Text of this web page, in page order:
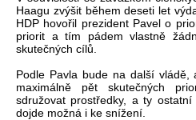
Haagu zvýšit během deseti let
HDP hovořil prezident Pavel o
priorit a tím pádem vlastně
skutečných cílů.
Podle Pavla bude na další vládě,
maximálně pět skutečných
sdružovat prostředky, a ty
dojde možná i ke snížení.